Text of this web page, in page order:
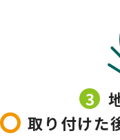
3
取り付けた